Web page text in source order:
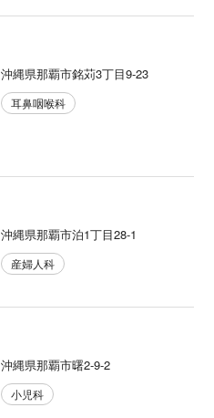
沖縄県那覇市銘苅3丁目9-23
耳鼻咽喉科
沖縄県那覇市泊1丁目28-1
産婦人科
沖縄県那覇市曙2-9-2
小児科